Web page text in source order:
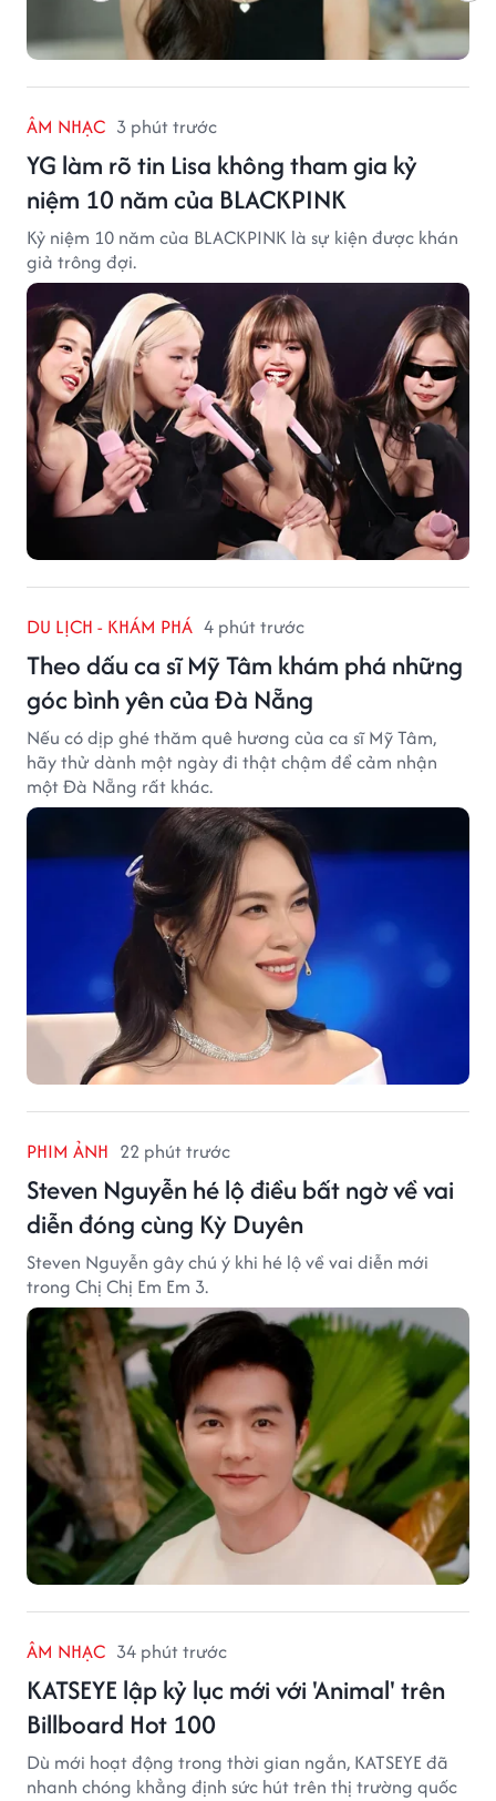
ÂM NHẠC 3 phút trước
YG làm rõ tin Lisa không tham gia kỷ
niệm 10 năm của BLACKPINK
Kỷ niệm 10 năm của BLACKPINK là sự kiện được khán
giả trông đợi.
DU LỊCH - KHÁM PHÁ 4 phút trước
Theo dấu ca sĩ Mỹ Tâm khám phá những
góc bình yên của Đà Nẵng
Nếu có dịp ghé thăm quê hương của ca sĩ Mỹ Tâm,
hãy thử dành một ngày đi thật chậm để cảm nhận
một Đà Nẵng rất khác.
PHIM ẢNH 22 phút trước
Steven Nguyễn hé lộ điều bất ngờ về vai
diễn đóng cùng Kỳ Duyên
Steven Nguyễn gây chú ý khi hé lộ về vai diễn mới
trong Chị Chị Em Em 3.
ÂM NHẠC 34 phút trước
KATSEYE lập kỷ lục mới với 'Animal' trên
Billboard Hot 100
Dù mới hoạt động trong thời gian ngắn, KATSEYE đã
nhanh chóng khẳng định sức hút trên thị trường quốc